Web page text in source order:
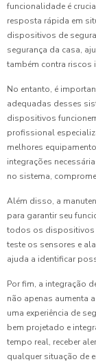
funcionalidade é
resposta rápida em
dispositivos de
segurança da casa,
também contra riscos
No entanto, é
adequadas desses
dispositivos
profissional
melhores
integrações
no sistema,
Além disso, a
para garantir seu
todos os dispositivos
teste os sensores e
ajuda a identificar
Por fim, a integração
não apenas aumenta
uma experiência de
bem projetado e
tempo real, receber
qualquer situação de